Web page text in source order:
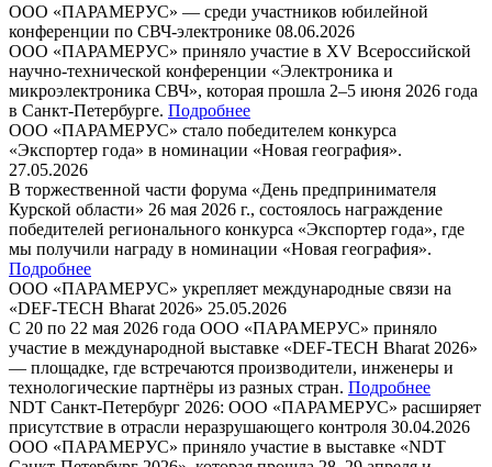
ООО «ПАРАМЕРУС» — среди участников юбилейной
конференции по СВЧ-электронике 08.06.2026
ООО «ПАРАМЕРУС» приняло участие в XV Всероссийской
научно-технической конференции «Электроника и
микроэлектроника СВЧ», которая прошла 2–5 июня 2026 года
в Санкт-Петербурге. Подробнее
ООО «ПАРАМЕРУС» стало победителем конкурса
«Экспортер года» в номинации «Новая география».
27.05.2026
В торжественной части форума «День предпринимателя
Курской области» 26 мая 2026 г., состоялось награждение
победителей регионального конкурса «Экспортер года», где
мы получили награду в номинации «Новая география».
Подробнее
ООО «ПАРАМЕРУС» укрепляет международные связи на
«DEF-TECH Bharat 2026» 25.05.2026
С 20 по 22 мая 2026 года ООО «ПАРАМЕРУС» приняло
участие в международной выставке «DEF-TECH Bharat 2026»
— площадке, где встречаются производители, инженеры и
технологические партнёры из разных стран. Подробнее
NDT Санкт-Петербург 2026: ООО «ПАРАМЕРУС» расширяет
присутствие в отрасли неразрушающего контроля 30.04.2026
ООО «ПАРАМЕРУС» приняло участие в выставке «NDT